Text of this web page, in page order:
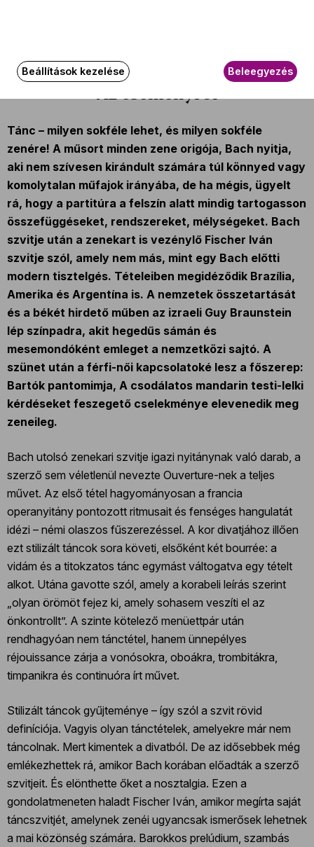
Az eseményről
Tánc – milyen sokféle lehet, és milyen sokféle
zenére! A műsort minden zene origója, Bach nyitja,
aki nem szívesen kirándult számára túl könnyed vagy
komolytalan műfajok irányába, de ha mégis, ügyelt
rá, hogy a partitúra a felszín alatt mindig tartogasson
összefüggéseket, rendszereket, mélységeket. Bach
szvitje után a zenekart is vezénylő Fischer Iván
szvitje szól, amely nem más, mint egy Bach előtti
modern tisztelgés. Tételeiben megidéződik Brazília,
Amerika és Argentína is. A nemzetek összetartását
és a békét hirdető műben az izraeli Guy Braunstein
lép színpadra, akit hegedűs sámán és
mesemondóként emleget a nemzetközi sajtó. A
szünet után a férfi-női kapcsolatoké lesz a főszerep:
Bartók pantomimja, A csodálatos mandarin testi-lelki
kérdéseket feszegető cselekménye elevenedik meg
zeneileg.
Bach utolsó zenekari szvitje igazi nyitánynak való darab, a
szerző sem véletlenül nevezte Ouverture-nek a teljes
művet. Az első tétel hagyományosan a francia
operanyitány pontozott ritmusait és fenséges hangulatát
idézi – némi olaszos fűszerezéssel. A kor divatjához illően
ezt stilizált táncok sora követi, elsőként két bourrée: a
vidám és a titokzatos tánc egymást váltogatva egy tételt
alkot. Utána gavotte szól, amely a korabeli leírás szerint
„olyan örömöt fejez ki, amely sohasem veszíti el az
önkontrollt”. A szinte kötelező menüettpár után
rendhagyóan nem tánctétel, hanem ünnepélyes
réjouissance zárja a vonósokra, oboákra, trombitákra,
timpanikra és continuóra írt művet.
Stilizált táncok gyűjteménye – így szól a szvit rövid
definíciója. Vagyis olyan tánctételek, amelyekre már nem
táncolnak. Mert kimentek a divatból. De az idősebbek még
emlékezhettek rá, amikor Bach korában előadták a szerző
szvitjeit. És elönthette őket a nosztalgia. Ezen a
gondolatmeneten haladt Fischer Iván, amikor megírta saját
táncszvitjét, amelynek zenéi ugyancsak ismerősek lehetnek
a mai közönség számára. Barokkos prelúdium, szambás
Beállítások kezelése Beleegyezés